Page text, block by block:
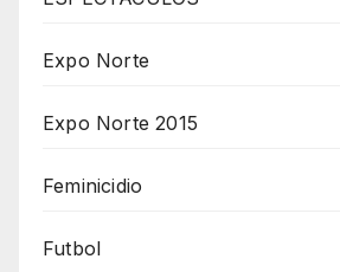
Expo Norte
Expo Norte 2015
Feminicidio
Futbol